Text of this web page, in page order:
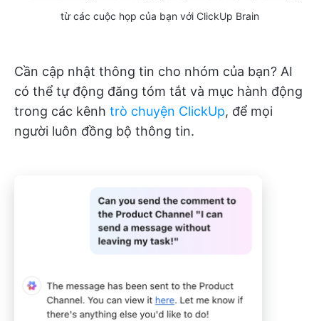
từ các cuộc họp của bạn với ClickUp Brain
Cần cập nhật thông tin cho nhóm của bạn? AI
có thể tự động đăng tóm tắt và mục hành động
trong các kênh trò chuyện ClickUp, để mọi
người luôn đồng bộ thông tin.